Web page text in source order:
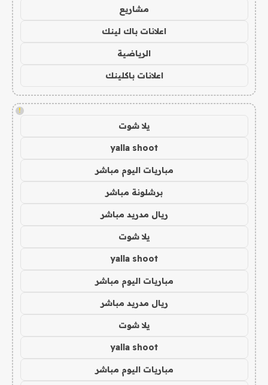
مشاريع
اعلانات باك لينك
الرياضية
اعلانات باكلينك
!
يلا شوت
yalla shoot
مباريات اليوم مباشر
برشلونة مباشر
ريال مدريد مباشر
يلا شوت
yalla shoot
مباريات اليوم مباشر
ريال مدريد مباشر
يلا شوت
yalla shoot
مباريات اليوم مباشر